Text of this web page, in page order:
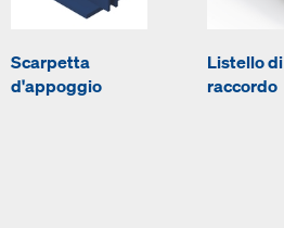
Scarpetta
d'appoggio
Listello di
raccordo